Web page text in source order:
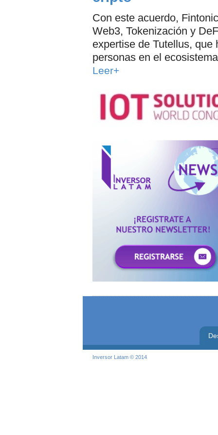
Con este acuerdo,
Web3, Tokenización y
expertise de Tutellus, que
personas en el
Leer+
Inversor Latam © 2014